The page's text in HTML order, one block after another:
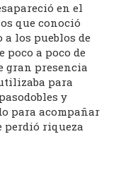
en el
que conoció
a los pueblos de
poco a poco de
gran presencia
para
y
para acompañar
perdió riqueza